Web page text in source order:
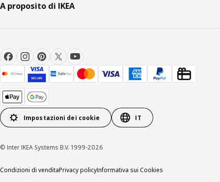
A proposito di IKEA
Impostazioni dei cookie IT
© Inter IKEA Systems B.V. 1999-2026
Condizioni di venditaPrivacy policyInformativa sui Cookies